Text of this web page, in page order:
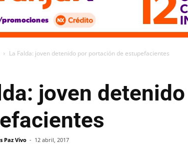
La Falda: joven detenido por portación de estupefacientes
joven
Paz Vivo - 12 abril, 2017